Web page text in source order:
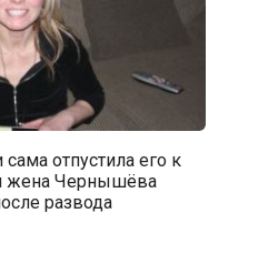
отпустила его к
жена Чернышёва
развода